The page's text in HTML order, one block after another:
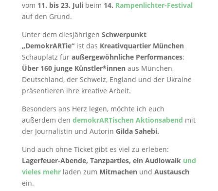
vom 11. bis 23. Julibeim 14. Rampenlichter-Festival
auf den Grund.
Unter dem diesjährigen Schwerpunkt
„DemokrARTie“ ist das Kreativquartier München
Schauplatz für außergewöhnliche Performances:
Über 160 junge Künstler*innen aus München,
Deutschland, der Schweiz, England und der Ukraine
präsentieren ihre kreative Arbeit.
Besonders ans Herz legen, möchte ich euch
außerdem den demokrARTischen Aktionsabend mit
der Journalistin und Autorin Gilda Sahebi.
Und auch ohne Ticket gibt es viel zu erleben:
Lagerfeuer-Abende, Tanzparties, ein Audiowalk und
vieles mehrladen zum Mitmachenund Austausch
ein.